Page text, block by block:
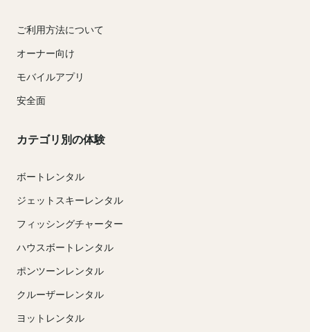
ご利用方法について
オーナー向け
モバイルアプリ
安全面
カテゴリ別の体験
ボートレンタル
ジェットスキーレンタル
フィッシングチャーター
ハウスボートレンタル
ポンツーンレンタル
クルーザーレンタル
ヨットレンタル